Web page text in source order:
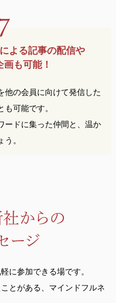
よる記事の配信や
も可能！
他の会員に向けて発信した
可能です。
ードに集った仲間と、温か
。
に参加できる場です。
とがある、 マインドフルネ